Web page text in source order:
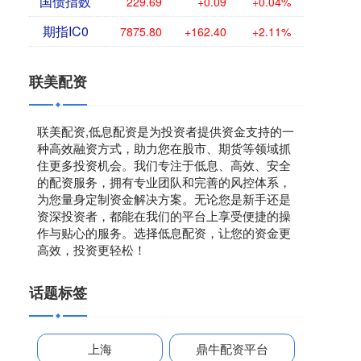
期指IC0 7875.80 +162.40 +2.11%
联美配资
联美配资,低息配资是为投资者提供资金支持的一
种高效融资方式，助力您在股市、期货等领域抓
住更多投资机会。我们专注于低息、高效、安全
的配资服务，拥有专业团队和完善的风控体系，
为您量身定制资金解决方案。无论您是新手还是
资深投资者，都能在我们的平台上享受便捷的操
作与贴心的服务。选择低息配资，让您的资金更
高效，投资更轻松！
话题标签
上海 鼎牛配资平台